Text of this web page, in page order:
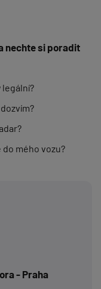
nechte si poradit
mého vozu?
- Praha